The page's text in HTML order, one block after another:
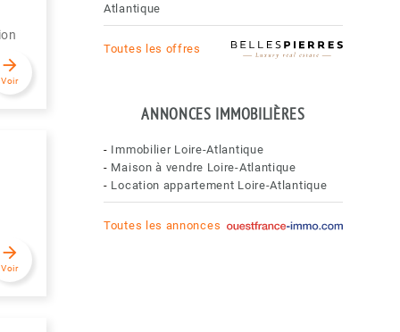
arrow_forward
Voir
arrow_forward
Voir
Atlantique
Toutes les offres
ANNONCES IMMOBILIÈRES
- Immobilier Loire-Atlantique
- Maison à vendre Loire-Atlantique
- Location appartement Loire-Atlantique
Toutes les annonces